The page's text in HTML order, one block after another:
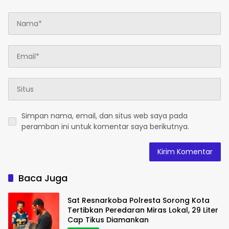
Simpan nama, email, dan situs web saya pada
peramban ini untuk komentar saya berikutnya.
Baca Juga
Sat Resnarkoba Polresta Sorong Kota
Tertibkan Peredaran Miras Lokal, 29 Liter
Cap Tikus Diamankan